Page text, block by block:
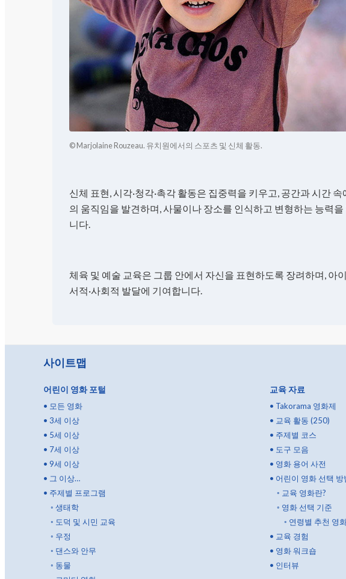
© Marjolaine Rouzeau. 유치원에서의 스포츠 및 신체 활동.
신체 표현, 시각·청각·촉각 활동은 집중력을 키우고, 공간과 시간 속
의 움직임을 발견하며, 사물이나 장소를 인식하고 변형하는 능력을
니다.
체육 및 예술 교육은 그룹 안에서 자신을 표현하도록 장려하며, 아
서적·사회적 발달에 기여합니다.
사이트맵
어린이 영화 포털
• 모든 영화
• 3세 이상
• 5세 이상
• 7세 이상
• 9세 이상
• 그 이상…
• 주제별 프로그램
◦ 생태학
◦ 도덕 및 시민 교육
◦ 우정
◦ 댄스와 안무
◦ 동물
교육 자료
• Takorama 영화제
• 교육 활동 (250)
• 주제별 코스
• 도구 모음
• 영화 용어 사전
• 어린이 영화 선택 방
◦ 교육 영화란?
◦ 영화 선택 기준
◦ 연령별 추천 영
• 교육 경험
• 영화 워크숍
• 인터뷰